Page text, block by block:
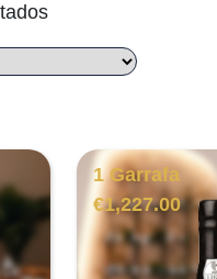
1 Garrafa
€1,227.00